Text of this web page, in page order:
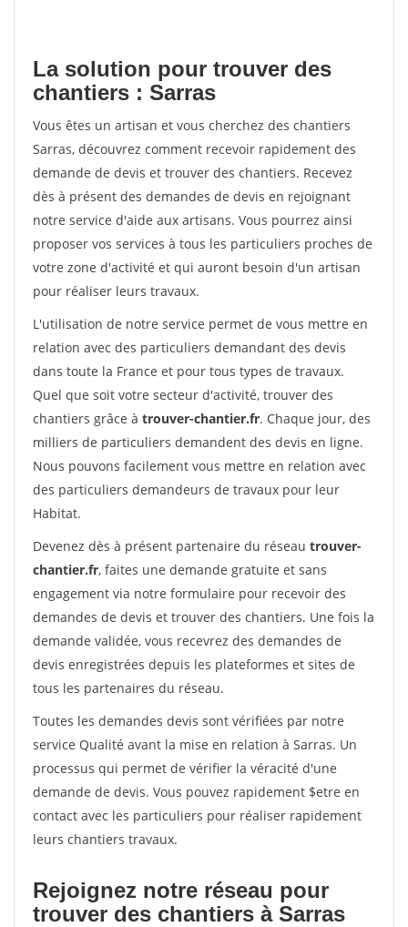
La solution pour trouver des
chantiers : Sarras
Vous êtes un artisan et vous cherchez des chantiers
Sarras, découvrez comment recevoir rapidement des
demande de devis et trouver des chantiers. Recevez
dès à présent des demandes de devis en rejoignant
notre service d'aide aux artisans. Vous pourrez ainsi
proposer vos services à tous les particuliers proches de
votre zone d'activité et qui auront besoin d'un artisan
pour réaliser leurs travaux.
L'utilisation de notre service permet de vous mettre en
relation avec des particuliers demandant des devis
dans toute la France et pour tous types de travaux.
Quel que soit votre secteur d'activité, trouver des
chantiers grâce à trouver-chantier.fr. Chaque jour, des
milliers de particuliers demandent des devis en ligne.
Nous pouvons facilement vous mettre en relation avec
des particuliers demandeurs de travaux pour leur
Habitat.
Devenez dès à présent partenaire du réseau trouver-
chantier.fr, faites une demande gratuite et sans
engagement via notre formulaire pour recevoir des
demandes de devis et trouver des chantiers. Une fois la
demande validée, vous recevrez des demandes de
devis enregistrées depuis les plateformes et sites de
tous les partenaires du réseau.
Toutes les demandes devis sont vérifiées par notre
service Qualité avant la mise en relation à Sarras. Un
processus qui permet de vérifier la véracité d'une
demande de devis. Vous pouvez rapidement $etre en
contact avec les particuliers pour réaliser rapidement
leurs chantiers travaux.
Rejoignez notre réseau pour
trouver des chantiers à Sarras